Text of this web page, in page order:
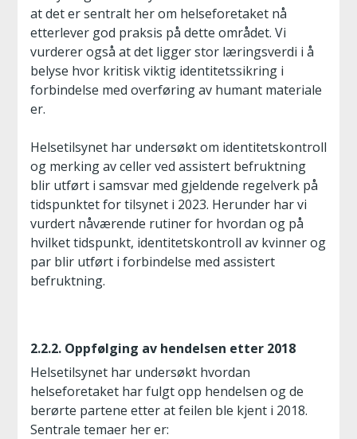
at det er sentralt her om helseforetaket nå
etterlever god praksis på dette området. Vi
vurderer også at det ligger stor læringsverdi i å
belyse hvor kritisk viktig identitetssikring i
forbindelse med overføring av humant materiale
er.
Helsetilsynet har undersøkt om identitetskontroll
og merking av celler ved assistert befruktning
blir utført i samsvar med gjeldende regelverk på
tidspunktet for tilsynet i 2023. Herunder har vi
vurdert nåværende rutiner for hvordan og på
hvilket tidspunkt, identitetskontroll av kvinner og
par blir utført i forbindelse med assistert
befruktning.
2.2.2. Oppfølging av hendelsen etter 2018
Helsetilsynet har undersøkt hvordan
helseforetaket har fulgt opp hendelsen og de
berørte partene etter at feilen ble kjent i 2018.
Sentrale temaer her er: